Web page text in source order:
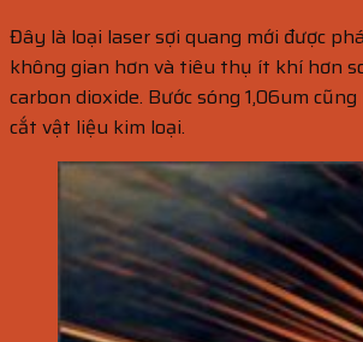
Đây là loại laser sợi quang mới được
không gian hơn và tiêu thụ ít khí hơn
carbon dioxide. Bước sóng 1,06um
cắt vật liệu kim loại.